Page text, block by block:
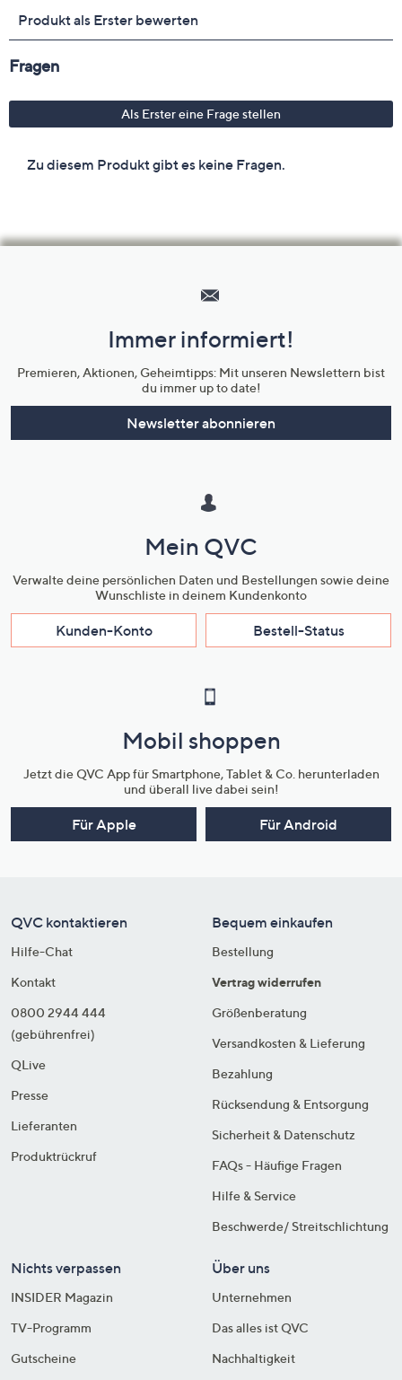
Unternehmensinformationen
Immer informiert!
Premieren, Aktionen, Geheimtipps: Mit unseren Newslettern bist
du immer up to date!
Newsletter abonnieren
Mein QVC
Verwalte deine persönlichen Daten und Bestellungen sowie deine
Wunschliste in deinem Kundenkonto
Kunden-Konto Bestell-Status
Mobil shoppen
Jetzt die QVC App für Smartphone, Tablet & Co. herunterladen
und überall live dabei sein!
Für Apple Für Android
QVC kontaktieren
Hilfe-Chat
Kontakt
0800 2944 444
(gebührenfrei)
QLive
Presse
Lieferanten
Produktrückruf
Bequem einkaufen
Bestellung
Vertrag widerrufen
Größenberatung
Versandkosten & Lieferung
Bezahlung
Rücksendung & Entsorgung
Sicherheit & Datenschutz
FAQs - Häufige Fragen
Hilfe & Service
Beschwerde/ Streitschlichtung
Nichts verpassen
INSIDER Magazin
TV-Programm
Gutscheine
Über uns
Unternehmen
Das alles ist QVC
Nachhaltigkeit